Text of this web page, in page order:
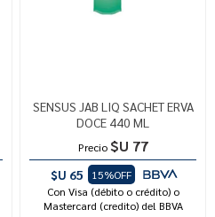
SENSUS JAB LIQ SACHET ERVA
DOCE 440 ML
Precio $U 77
$U 65
15%OFF
Con Visa (débito o crédito) o
Mastercard (credito) del BBVA